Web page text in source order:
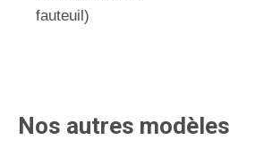
fauteuil)
Nos autres modèles